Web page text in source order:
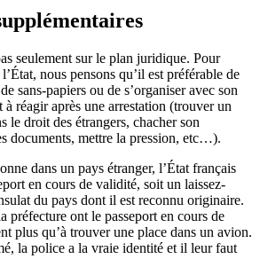
seulement sur le plan juridique. Pour
nous pensons qu’il est préférable de
sans-papiers ou de s’organiser avec son
à réagir après une arrestation (trouver un
le droit des étrangers, chacher son
documents, mettre la pression, etc…).
dans un pays étranger, l’État français
en cours de validité, soit un laissez-
du pays dont il est reconnu originaire.
préfecture ont le passeport en cours de
plus qu’à trouver une place dans un avion.
la police a la vraie identité et il leur faut